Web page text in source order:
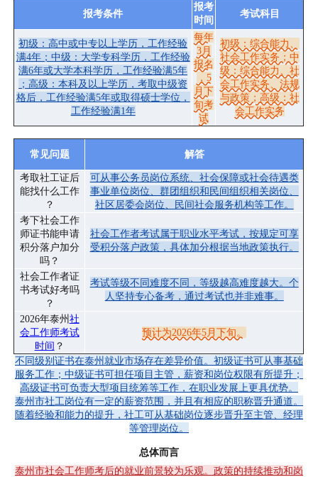
报考条件
报考
时间
考试科目
初级：高中或中专以上学历，工作经验
满4年；中级：大学专科学历，工作经验
满6年或大学本科学历，工作经验满5年
；高级：本科及以上学历，考取中级资
格后，工作经验满5年或取得硕士学位，
工作经验满1年
每年
3月
报名
，5
月下
旬考
试
初级：综合能力、
社会工作实务；中
级：综合能力、社
会工作实务、法规
与政策；高级：社
会工作实务
常见问题 解答
考取社工证后
能找什么工作
？
可从事公务员岗位系统、社会保障或社会待遇类
事业单位岗位、群团组织和民间组织相关岗位、
社区居委会岗位、民间社会服务机构等工作。
考下社会工作
师证书能申请
积分落户加分
吗？
社会工作者考试属于职业水平考试，按规定可享
受积分落户政策，具体加分根据当地政策执行。
社会工作者证
书考试好考吗
？
考试等级不同难度不同，等级越高难度越大。个
人坚持专心备考，通过考试也并非难事。
2026年泰州社
会工作师考试
时间 ？
预计为2026年5月下旬。
不同级别证书在泰州就业市场存在差异价值。初级证书可从事基础
服务工作；中级证书可担任项目主管，薪资和岗位权限有所提升；
高级证书可负责大型项目统筹等工作，在职业发展上更具优势。
泰州市社工岗位有一定的薪资范围，并且有相应的职称晋升通道。
随着经验和能力的提升，社工可从基础岗位逐步晋升至主管、经理
等管理岗位。
总体而言
泰州市社会工作师考后的就业前景较为乐观。政策的持续推动和岗